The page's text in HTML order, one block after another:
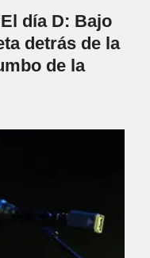
día D: Bajo
detrás de la
de la